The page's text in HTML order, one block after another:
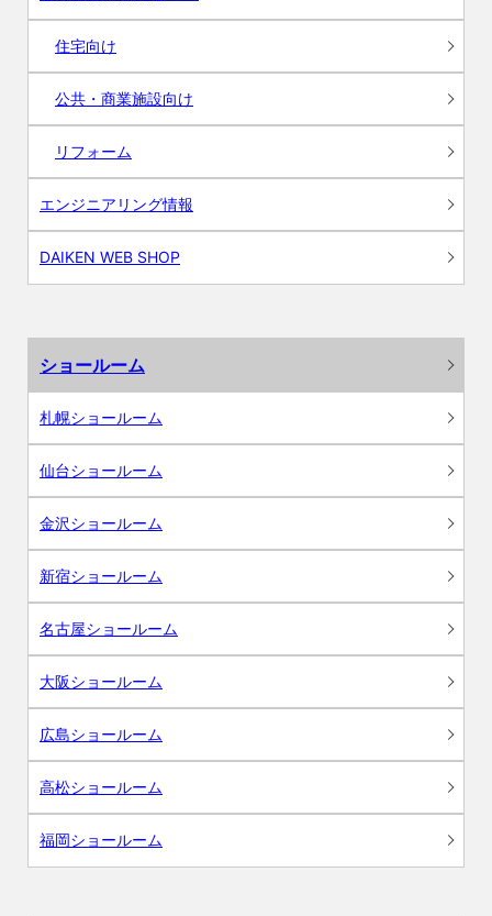
住宅向け
公共・商業施設向け
リフォーム
エンジニアリング情報
DAIKEN WEB SHOP
ショールーム
札幌ショールーム
仙台ショールーム
金沢ショールーム
新宿ショールーム
名古屋ショールーム
大阪ショールーム
広島ショールーム
高松ショールーム
福岡ショールーム